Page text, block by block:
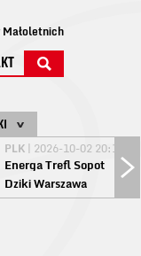
PLK | 2026-10-02 20:15
Energa Trefl Sopot
Dziki Warszawa